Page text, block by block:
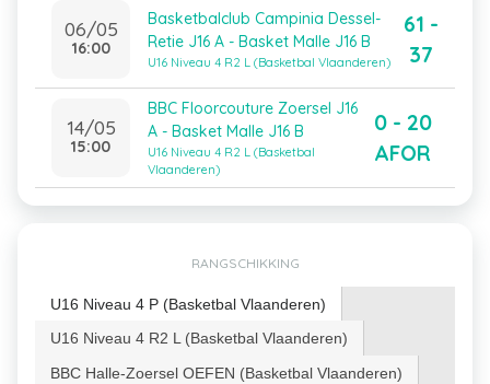
06/05
16:00
Basketbalclub Campinia Dessel-
Retie J16 A - Basket Malle J16 B
U16 Niveau 4 R2 L (Basketbal Vlaanderen)
61 -
37
14/05
15:00
BBC Floorcouture Zoersel J16
A - Basket Malle J16 B
U16 Niveau 4 R2 L (Basketbal
Vlaanderen)
0 - 20
AFOR
RANGSCHIKKING
U16 Niveau 4 P (Basketbal Vlaanderen)
U16 Niveau 4 R2 L (Basketbal Vlaanderen)
BBC Halle-Zoersel OEFEN (Basketbal Vlaanderen)